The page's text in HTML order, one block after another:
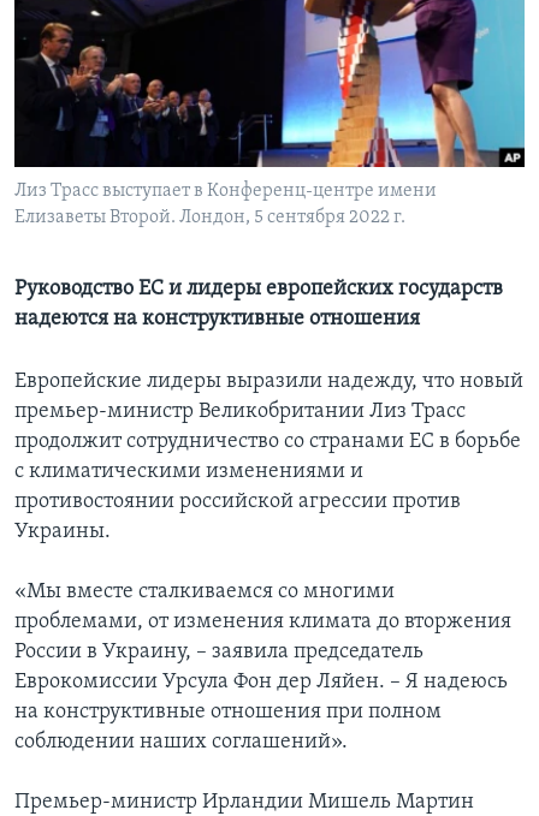
Learning English
СОЦИАЛЬНЫЕ СЕТИ
Языки
Лиз Трасс выступает в Конференц-центре имени
Елизаветы Второй. Лондон, 5 сентября 2022 г.
Руководство ЕС и лидеры европейских государств
надеются на конструктивные отношения
Европейские лидеры выразили надежду, что новый
премьер-министр Великобритании Лиз Трасс
продолжит сотрудничество со странами ЕС в борьбе
с климатическими изменениями и
противостоянии российской агрессии против
Украины.
«Мы вместе сталкиваемся со многими
проблемами, от изменения климата до вторжения
России в Украину, – заявила председатель
Еврокомиссии Урсула Фон дер Ляйен. – Я надеюсь
на конструктивные отношения при полном
соблюдении наших соглашений».
Премьер-министр Ирландии Мишель Мартин